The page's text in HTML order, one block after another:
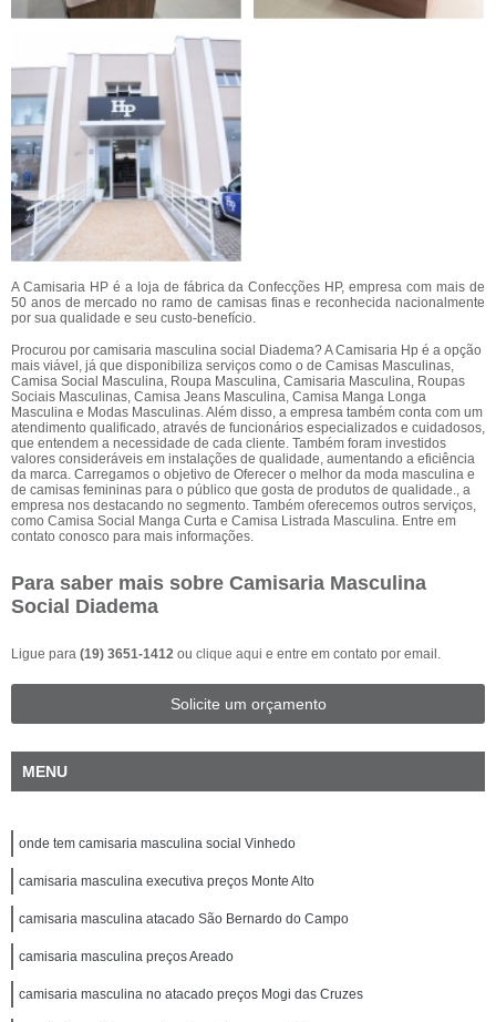
A Camisaria HP é a loja de fábrica da Confecções HP, empresa com mais de
50 anos de mercado no ramo de camisas finas e reconhecida nacionalmente
por sua qualidade e seu custo-benefício.
Procurou por camisaria masculina social Diadema? A Camisaria Hp é a opção
mais viável, já que disponibiliza serviços como o de Camisas Masculinas,
Camisa Social Masculina, Roupa Masculina, Camisaria Masculina, Roupas
Sociais Masculinas, Camisa Jeans Masculina, Camisa Manga Longa
Masculina e Modas Masculinas. Além disso, a empresa também conta com um
atendimento qualificado, através de funcionários especializados e cuidadosos,
que entendem a necessidade de cada cliente. Também foram investidos
valores consideráveis em instalações de qualidade, aumentando a eficiência
da marca. Carregamos o objetivo de Oferecer o melhor da moda masculina e
de camisas femininas para o público que gosta de produtos de qualidade., a
empresa nos destacando no segmento. Também oferecemos outros serviços,
como Camisa Social Manga Curta e Camisa Listrada Masculina. Entre em
contato conosco para mais informações.
Para saber mais sobre Camisaria Masculina
Social Diadema
Ligue para (19) 3651-1412 ou clique aqui e entre em contato por email.
Solicite um orçamento
MENU
onde tem camisaria masculina social Vinhedo
camisaria masculina executiva preços Monte Alto
camisaria masculina atacado São Bernardo do Campo
camisaria masculina preços Areado
camisaria masculina no atacado preços Mogi das Cruzes